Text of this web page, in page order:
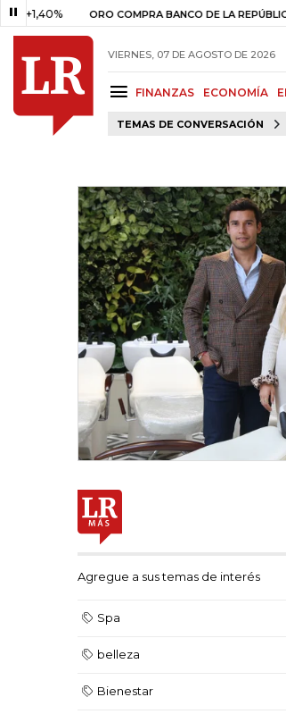
ORO COMPRA BANCO DE LA REPÚBLICA $
VIERNES, 07 DE AGOSTO DE 2026
FINANZAS ECONOMÍA
TEMAS DE CONVERSACIÓN
Agregue a sus temas de interés
Spa
belleza
Bienestar